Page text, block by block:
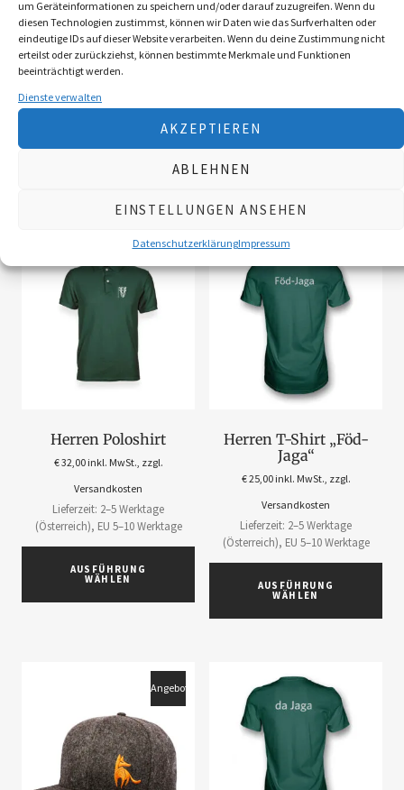
um Geräteinformationen zu speichern und/oder darauf zuzugreifen. Wenn du
diesen Technologien zustimmst, können wir Daten wie das Surfverhalten oder
eindeutige IDs auf dieser Website verarbeiten. Wenn du deine Zustimmung nicht
erteilst oder zurückziehst, können bestimmte Merkmale und Funktionen
beeinträchtigt werden.
Dienste verwalten
AKZEPTIEREN
ABLEHNEN
EINSTELLUNGEN ANSEHEN
DatenschutzerklärungImpressum
(Österreich), EU 5–10 Werktage
AUSFÜHRUNG
WÄHLEN
Herren Poloshirt
€32,00 inkl. MwSt., zzgl.
Versandkosten
Lieferzeit: 2–5 Werktage
(Österreich), EU 5–10 Werktage
AUSFÜHRUNG
WÄHLEN
Herren T-Shirt „Föd-
Jaga“
€25,00 inkl. MwSt., zzgl.
Versandkosten
Lieferzeit: 2–5 Werktage
(Österreich), EU 5–10 Werktage
AUSFÜHRUNG
WÄHLEN
Angebot!